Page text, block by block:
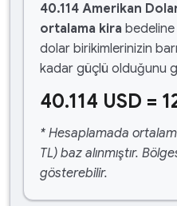
40.114 Amerikan
ortalama kira
dolar birikimlerinizin
kadar güçlü olduğunu
40.114 USD =
* Hesaplamada
TL) baz alınmıştır.
gösterebilir.